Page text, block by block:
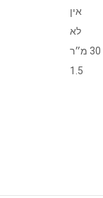
אין
לא
30 מ״ר
1.5